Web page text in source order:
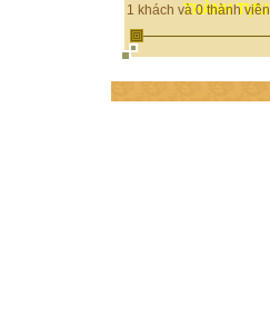
THÀNH TỰU
1 khách và 0 thành viên